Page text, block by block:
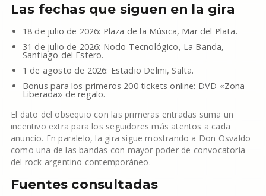
Las fechas que siguen en la gira
18 de julio de 2026: Plaza de la Música, Mar del Plata.
31 de julio de 2026: Nodo Tecnológico, La Banda,
Santiago del Estero.
1 de agosto de 2026: Estadio Delmi, Salta.
Bonus para los primeros 200 tickets online: DVD «Zona
Liberada» de regalo.
El dato del obsequio con las primeras entradas suma un
incentivo extra para los seguidores más atentos a cada
anuncio. En paralelo, la gira sigue mostrando a Don Osvaldo
como una de las bandas con mayor poder de convocatoria
del rock argentino contemporáneo.
Fuentes consultadas